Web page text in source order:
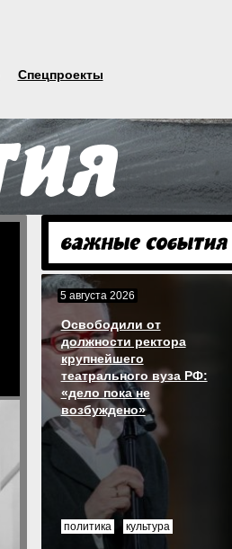
Спецпроекты
5 августа 2026
Освободили от
должности ректора
крупнейшего
театрального вуза РФ:
«дело пока не
возбуждено»
политика культура